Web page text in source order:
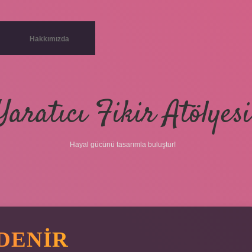
Hakkımızda
Fikir Atölyesi
Hayal gücünü tasarımla buluştur!